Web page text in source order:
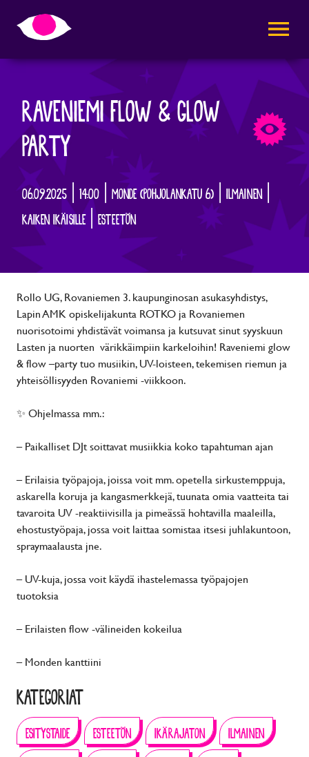
RAVENIEMI FLOW & GLOW
PARTY
06.09.2025 | 14:00 | MONDE (POHJOLANKATU 6) | ILMAINEN |
KAIKEN IKÄISILLE | ESTEETÖN
Rollo UG, Rovaniemen 3. kaupunginosan asukasyhdistys,
Lapin AMK opiskelijakunta ROTKO ja Rovaniemen
nuorisotoimi yhdistävät voimansa ja kutsuvat sinut syyskuun
Lasten ja nuorten värikkäimpiin karkeloihin! Raveniemi glow
& flow –party tuo musiikin, UV-loisteen, tekemisen riemun ja
yhteisöllisyyden Rovaniemi -viikkoon.
✨ Ohjelmassa mm.:
– Paikalliset DJt soittavat musiikkia koko tapahtuman ajan
– Erilaisia työpajoja, joissa voit mm. opetella sirkustemppuja,
askarella koruja ja kangasmerkkejä, tuunata omia vaatteita tai
tavaroita UV -reaktiivisilla ja pimeässä hohtavilla maaleilla,
ehostustyöpaja, jossa voit laittaa somistaa itsesi juhlakuntoon,
spraymaalausta jne.
– UV-kuja, jossa voit käydä ihastelemassa työpajojen
tuotoksia
– Erilaisten flow -välineiden kokeilua
– Monden kanttiini
KATEGORIAT
ESITYSTAIDE ESTEETÖN IKÄRAJATON
ILMAINEN